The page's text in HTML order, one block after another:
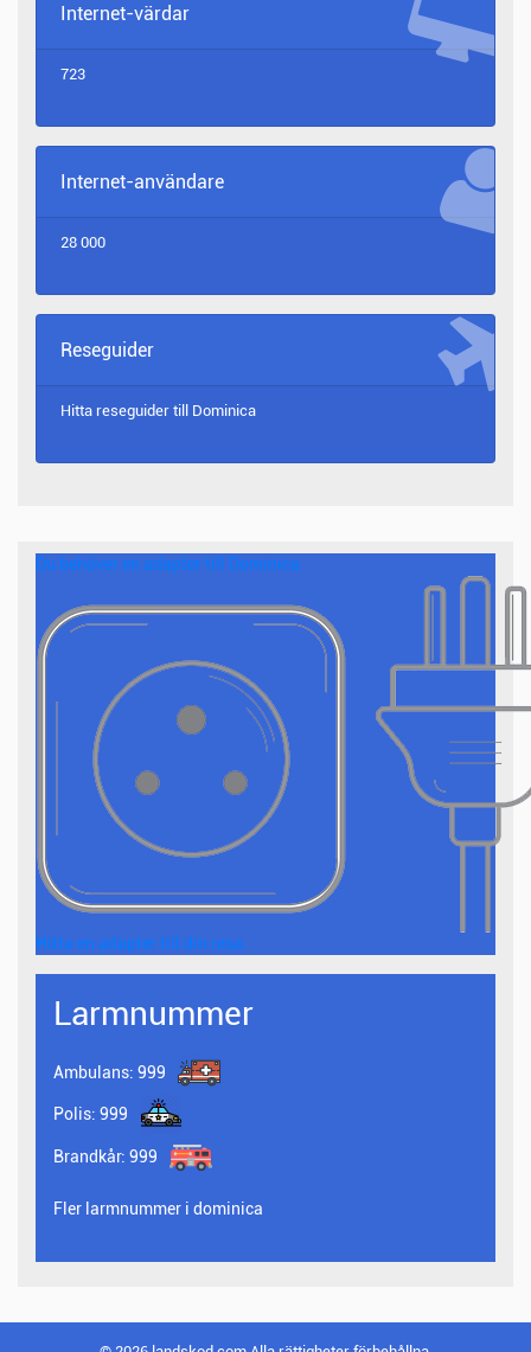
Internet-värdar
723
Internet-användare
28 000
Reseguider
Hitta reseguider till Dominica
Du behöver en adapter till Dominica
Hitta en adapter till din resa.
Larmnummer
Ambulans: 999
Polis: 999
Brandkår: 999
Fler larmnummer i dominica